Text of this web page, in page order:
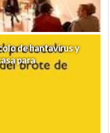
de hantavirus y
para